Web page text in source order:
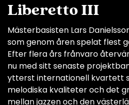
Liberetto III
Mästerbasisten Lars
som genom åren spelat flest
Efter flera års frånvaro
nu med sitt senaste
ytterst internationell kvartett
melodiska kvaliteter och det
mellan jazzen och den